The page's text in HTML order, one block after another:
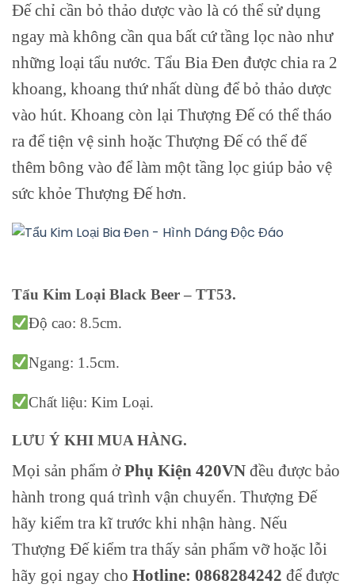
Đế chỉ cần bỏ thảo dược vào là có thể sử dụng
ngay mà không cần qua bất cứ tầng lọc nào như
những loại tẩu nước. Tẩu Bia Đen được chia ra 2
khoang, khoang thứ nhất dùng để bỏ thảo dược
vào hút. Khoang còn lại Thượng Đế có thể tháo
ra để tiện vệ sinh hoặc Thượng Đế có thể để
thêm bông vào để làm một tầng lọc giúp bảo vệ
sức khỏe Thượng Đế hơn.
Tẩu Kim Loại Black Beer – TT53.
Độ cao: 8.5cm.
Ngang: 1.5cm.
Chất liệu: Kim Loại.
LƯU Ý KHI MUA HÀNG.
Mọi sản phẩm ởPhụ Kiện 420VN đều được bảo
hành trong quá trình vận chuyển. Thượng Đế
hãy kiểm tra kĩ trước khi nhận hàng. Nếu
Thượng Đế kiểm tra thấy sản phẩm vỡ hoặc lỗi
hãy gọi ngay cho Hotline: 0868284242 để được